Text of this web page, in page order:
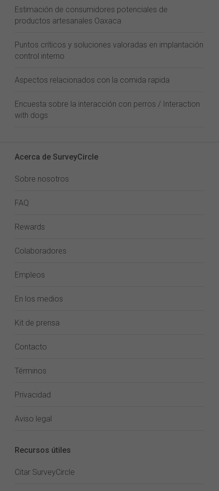
Estimación de consumidores potenciales de
productos artesanales Oaxaca
Puntos críticos y soluciones valoradas en implantación
control interno
Aspectos relacionados con la comida rapida
Encuesta sobre la interacción con perros / Interaction
with dogs
Acerca de SurveyCircle
Sobre nosotros
FAQ
Rewards
Colaboradores
Empleos
En los medios
Kit de prensa
Contacto
Términos
Privacidad
Aviso legal
Recursos útiles
Citar SurveyCircle